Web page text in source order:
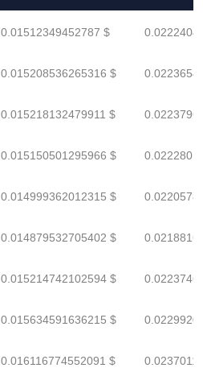
0.01512349452787 $
0.015208536265316 $
0.015218132479911 $
0.015150501295966 $
0.014999362012315 $
0.014879532705402 $
0.015214742102594 $
0.015634591636215 $
0.016116774552091 $